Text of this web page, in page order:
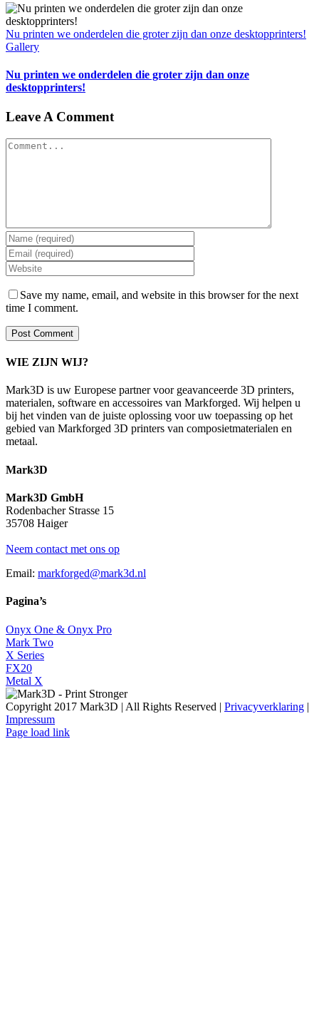
Nu printen we onderdelen die groter zijn dan onze desktopprinters!
Gallery
Nu printen we onderdelen die groter zijn dan onze
desktopprinters!
Leave A Comment
Comment
Save my name, email, and website in this browser for the next
time I comment.
WIE ZIJN WIJ?
Mark3D is uw Europese partner voor geavanceerde 3D printers,
materialen, software en accessoires van Markforged. Wij helpen u
bij het vinden van de juiste oplossing voor uw toepassing op het
gebied van Markforged 3D printers van composietmaterialen en
metaal.
Mark3D
Mark3D GmbH
Rodenbacher Strasse 15
35708 Haiger
Neem contact met ons op
Email: markforged@mark3d.nl
Pagina’s
Onyx One & Onyx Pro
Mark Two
X Series
FX20
Metal X
Copyright 2017 Mark3D | All Rights Reserved | Privacyverklaring |
Impressum
Facebook
YouTube
Instagram
LinkedIn
X
Email
Page load link